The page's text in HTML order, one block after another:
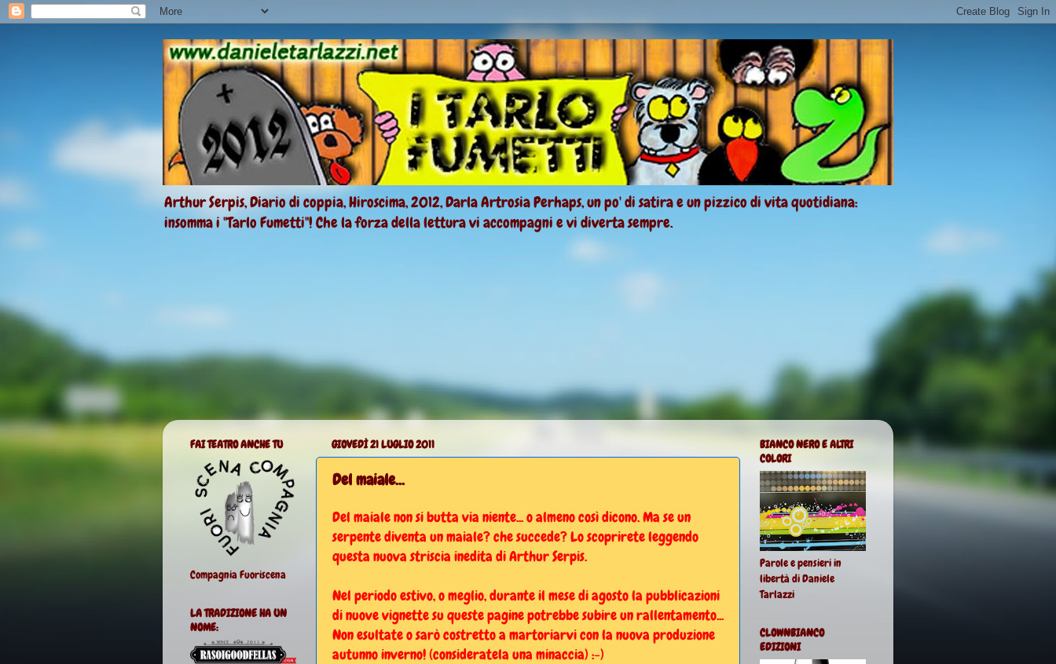
Arthur Serpis, Diario di coppia, Hiroscima, 2012, Darla Artrosia Perhaps, un po' di satira e un pizzico di vita quotidiana:
insomma i "Tarlo Fumetti"! Che la forza della lettura vi accompagni e vi diverta sempre.
GIOVEDÌ 21 LUGLIO 2011
Del maiale...
Del maiale non si butta via niente... o almeno così dicono. Ma se un
serpente diventa un maiale? che succede? Lo scoprirete leggendo
questa nuova striscia inedita di Arthur Serpis.
Nel periodo estivo, o meglio, durante il mese di agosto la pubblicazioni
di nuove vignette su queste pagine potrebbe subire un rallentamento...
Non esultate o sarò costretto a martoriarvi con la nuova produzione
autunno inverno! (consideratela una minaccia) :-)
FAI TEATRO ANCHE TU
Compagnia Fuoriscena
LA TRADIZIONE HA UN
NOME:
BIANCO NERO E ALTRI
COLORI
Parole e pensieri in
libertà di Daniele
Tarlazzi
CLOWNBIANCO
EDIZIONI